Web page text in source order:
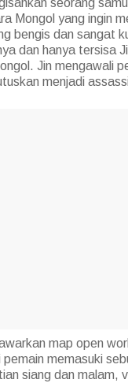
seorang
Mongol yang ingin
bengis dan sangat
dan hanya tersisa
Jin mengawali
menjadi
map open
memasuki
siang dan malam,